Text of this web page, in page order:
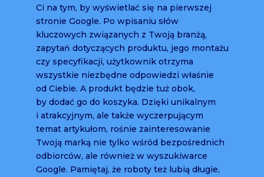
Ci na tym, by wyświetlać się na pierwszej
stronie Google. Po wpisaniu słów
kluczowych związanych z Twoją branżą,
zapytań dotyczących produktu, jego montażu
czy specyfikacji, użytkownik otrzyma
wszystkie niezbędne odpowiedzi właśnie
od Ciebie. A produkt będzie tuż obok,
by dodać go do koszyka. Dzięki unikalnym
i atrakcyjnym, ale także wyczerpującym
temat artykułom, rośnie zainteresowanie
Twoją marką nie tylko wśród bezpośrednich
odbiorców, ale również w wyszukiwarce
Google. Pamiętaj, że roboty też lubią długie,